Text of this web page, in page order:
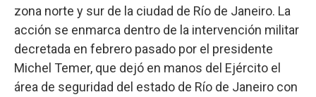
zona norte y sur de la ciudad de Río de Janeiro. La
acción se enmarca dentro de la intervención militar
decretada en febrero pasado por el presidente
Michel Temer, que dejó en manos del Ejército el
área de seguridad del estado de Río de Janeiro con